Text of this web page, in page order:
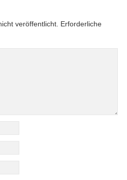
veröffentlicht. Erforderliche